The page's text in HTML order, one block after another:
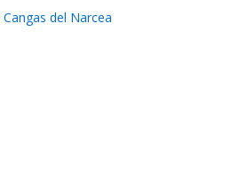
Cangas del Narcea